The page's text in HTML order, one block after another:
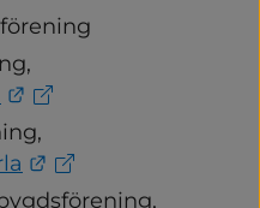
Länk till annan
Länk till annan